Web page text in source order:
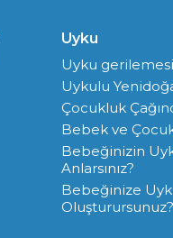
Uyku
Uyku
Uykulu
Çocukluk
Bebek ve
Bebeğinizin
Anlarsınız?
Bebeğinize
Oluşturursunuz?